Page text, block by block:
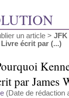
un article > JFK
écrit par (...)
par James
(Date de rédaction